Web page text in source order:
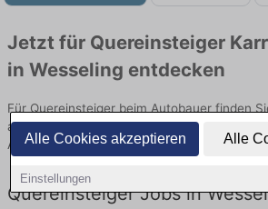
Alle Cookies akzeptieren Alle
Einstellungen
Jetzt für Quereinsteiger
in Wesseling entdecken
Für Quereinsteiger beim Autobauer finden
aktuellsten Angebote. Entdecken Sie freie
Arbeitgebern und bewerben Sie sich noch
Quereinsteiger Jobs in